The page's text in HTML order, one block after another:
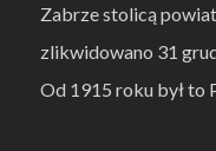
Zabrze stolicą
zlikwidowano 31
Od 1915 roku był to